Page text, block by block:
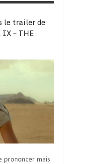
le trailer de
IX – THE
prononcer mais